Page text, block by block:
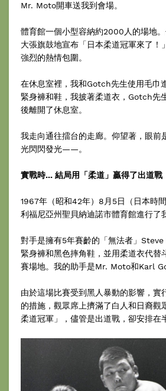
Mr. Moto開車送我到會場。
體育館一個小型容納約2000人的場地
大張旗鼓地宣布「日本柔道冠軍來了！
強烈的熱情包圍。
在休息室裡，我和Gotch先生使用毛巾
緊身褲和鞋，我披著柔道衣，Gotch先
後離開了休息室。
我走向通往擂台的走廊。仰望著，眼前
光閃閃發光——。
實戰時... 結局用「柔道」贏得了出道戰
1967年（昭和42年）8月5日（日本時
利福尼亞州聖貝納迪諾市體育館進行了
對手是擁有5年賽齡的「無法者」
緊身褲和黑色摔角鞋，並用柔道衣代替
賽場地。我的助手是Mr. Moto和Karl
由於這場比賽受到黑人暴動的影響，實
的措施，觀眾席上擠滿了白人和日裔觀
柔道冠軍」，儘管是出道戰，卻安排在